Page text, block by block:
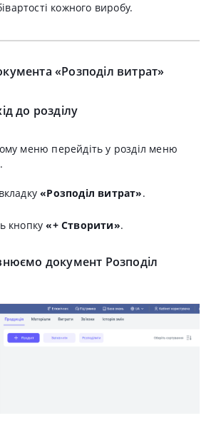
кожного виробу.
«Розподіл витрат»
до розділу
меню перейдіть у розділ меню
.
«Розподіл витрат».
кнопку«+ Створити».
документ Розподіл